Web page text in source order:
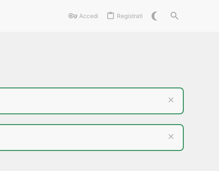
Accedi Registrati